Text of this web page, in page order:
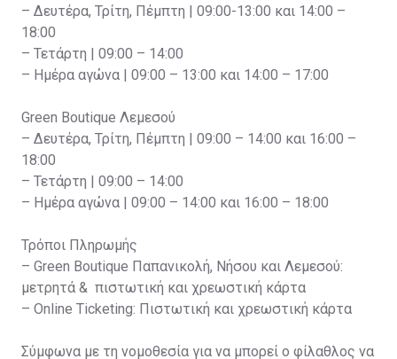
– Δευτέρα, Τρίτη, Πέμπτη | 09:00-13:00 και 14:00 –
18:00
– Τετάρτη | 09:00 – 14:00
– Ημέρα αγώνα | 09:00 – 13:00 και 14:00 – 17:00
Green Boutique Λεμεσού
– Δευτέρα, Τρίτη, Πέμπτη | 09:00 – 14:00 και 16:00 –
18:00
– Τετάρτη | 09:00 – 14:00
– Ημέρα αγώνα | 09:00 – 14:00 και 16:00 – 18:00
Τρόποι Πληρωμής
– Green Boutique Παπανικολή, Νήσου και Λεμεσού:
μετρητά & πιστωτική και χρεωστική κάρτα
– Online Ticketing: Πιστωτική και χρεωστική κάρτα
Σύμφωνα με τη νομοθεσία για να μπορεί ο φίλαθλος να